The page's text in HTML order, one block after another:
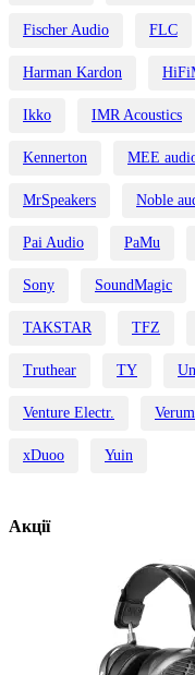
Fischer Audio FLC
Harman Kardon
Ikko IMR Acoustics
Kennerton MEE
MrSpeakers Noble
Pai Audio PaMu
Sony SoundMagic
TAKSTAR TFZ
Truthear TY
Venture Electr.
xDuoo Yuin
Акції